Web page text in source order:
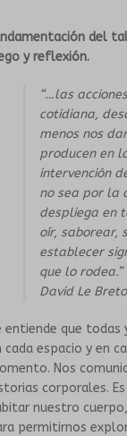
PROPUESTAS
CORO DEL TUMP
ORQUESTA
CONVENIOS
del
y reflexión.
“…las
cotidiana,
menos nos
producen en
intervención
no sea por la
despliega en
oír, saborear,
establecer
que lo rodea.”
David Le
entiende que
cada espacio y en
Nos
corporales.
nuestro
permitirnos